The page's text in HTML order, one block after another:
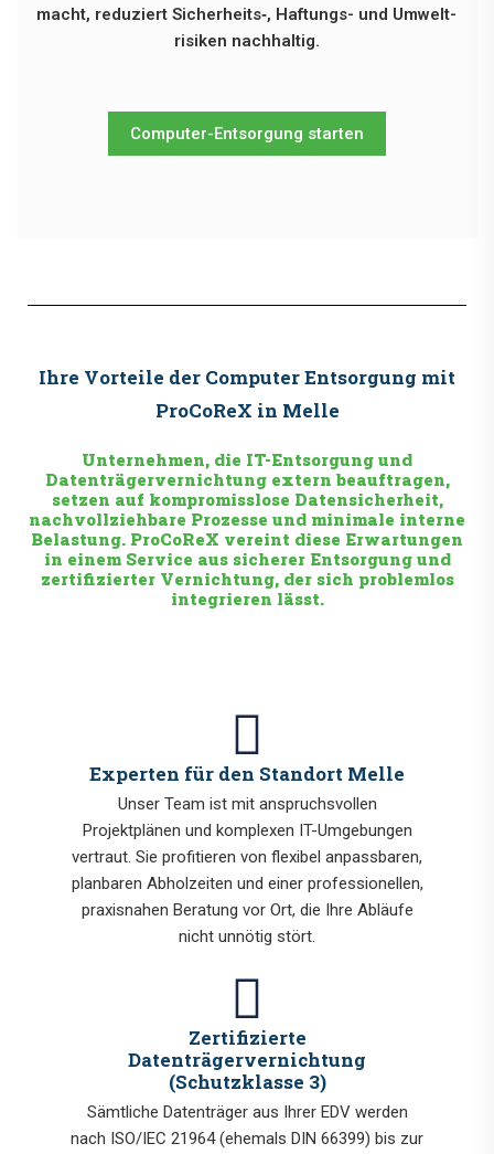
macht, reduziert Sicherheits‑, Haftungs- und Umwelt­
risiken nachhaltig.
Computer-Entsorgung starten
Ihre Vorteile der Computer Entsorgung mit
ProCoReX in Melle
Unternehmen, die IT-Entsorgung und
Datenträgervernichtung extern beauftragen,
setzen auf kompromisslose Datensicherheit,
nachvollziehbare Prozesse und minimale interne
Belastung. ProCoReX vereint diese Erwartungen
in einem Service aus sicherer Entsorgung und
zertifizierter Vernichtung, der sich problemlos
integrieren lässt.
Experten für den Standort Melle
Unser Team ist mit anspruchsvollen
Projektplänen und komplexen IT-Umgebungen
vertraut. Sie profitieren von flexibel anpassbaren,
planbaren Abholzeiten und einer professionellen,
praxisnahen Beratung vor Ort, die Ihre Abläufe
nicht unnötig stört.
Zertifizierte
Datenträgervernichtung
(Schutzklasse 3)
Sämtliche Datenträger aus Ihrer EDV werden
nach ISO/IEC 21964 (ehemals DIN 66399) bis zur